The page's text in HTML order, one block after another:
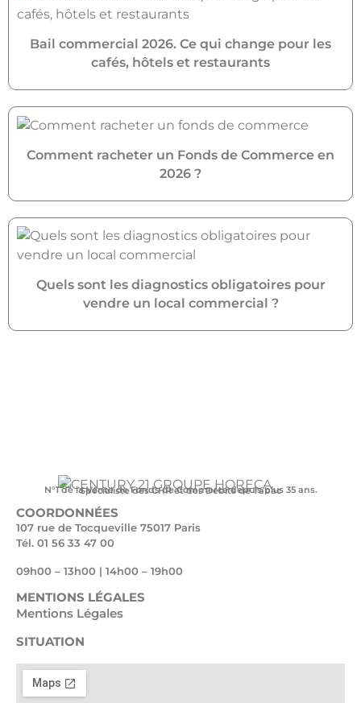
Bail commercial 2026. Ce qui change pour les
cafés, hôtels et restaurants
Comment racheter un Fonds de Commerce en
2026 ?
Quels sont les diagnostics obligatoires pour
vendre un local commercial ?
N°1 de la Vente de Fonds de Commerce depuis plus 35 ans.
Spécialiste des CHR et des Débits de Tabac
COORDONNÉES
107 rue de Tocqueville 75017 Paris
Tél. 01 56 33 47 00
09h00 – 13h00 | 14h00 – 19h00
MENTIONS LÉGALES
Mentions Légales
SITUATION